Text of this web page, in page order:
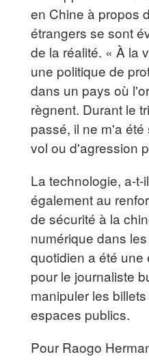
en Chine à propos
étrangers se sont
de la réalité. « À la
une politique de
dans un pays où
règnent. Durant le
passé, il ne m'a
vol ou d'agression
La technologie, a-t-
également au
de sécurité à la
numérique dans
quotidien a été
pour le journaliste
manipuler les
espaces publics.
Pour Raogo